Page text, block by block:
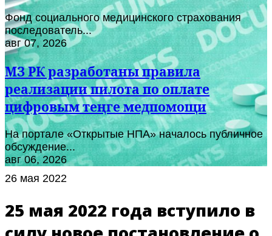
Фонд социального медицинского страхования
последователь...
авг 07, 2026
МЗ РК разработаны правила
реализации пилота по оплате
цифровым теңге медпомощи
На портале «Открытые НПА» началось публичное
обсуждение...
авг 06, 2026
26 мая 2022
25 мая 2022 года вступило в